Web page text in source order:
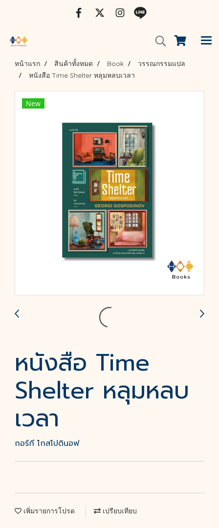
หน้าแรก สินค้าทั้งหมด Book
วรรณกรรมแปล
หนังสือ Time Shelter หลุมหลบเวลา
New
หนังสือ Time
Shelter หลุมหลบ
เวลา
กอร์กี โกสโปดินอฟ
เพิ่มรายการโปรด เปรียบเทียบ